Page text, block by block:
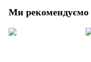
Ми рекомендуємо